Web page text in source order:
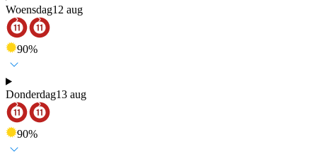
Woensdag12 aug
90%
Donderdag13 aug
90%